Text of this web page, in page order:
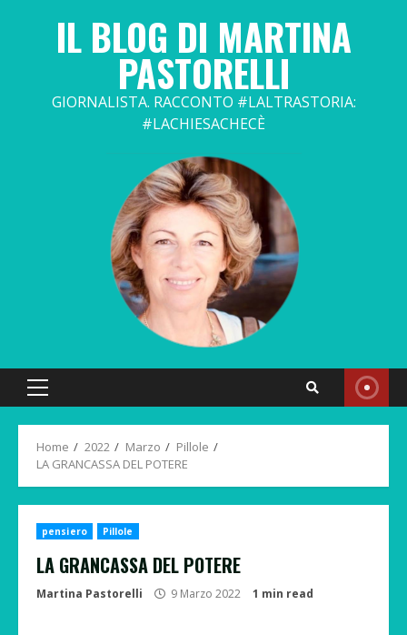
IL BLOG DI MARTINA
PASTORELLI
GIORNALISTA. RACCONTO #LALTRASTORIA:
#LACHIESACHECÈ
Primary
Home 2022 Marzo
Pillole
LA GRANCASSA DEL POTERE
pensiero Pillole
LA GRANCASSA DEL POTERE
Martina Pastorelli 9 Marzo 2022 1 min read